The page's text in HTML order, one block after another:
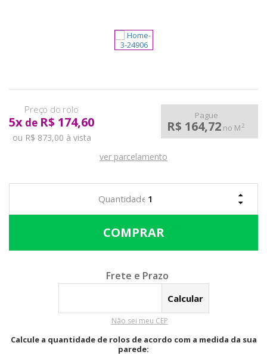
5x de R$ 174,60
ou R$ 873,00 à vista
Pague
R$ 164,72 no M2
ver parcelamento
Calcular o Frete
Não sei meu CEP
Calcule a quantidade de rolos de acordo com a medida da sua
parede: